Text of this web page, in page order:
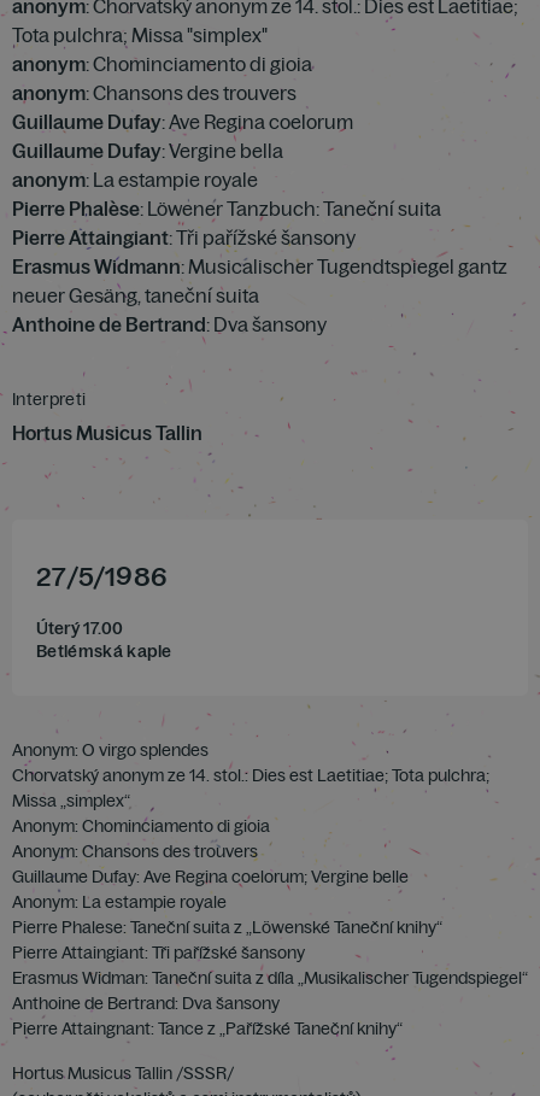
anonym: Chorvatský anonym ze 14. stol.: Dies est Laetitiae;
Tota pulchra; Missa "simplex"
anonym: Chominciamento di gioia
anonym: Chansons des trouvers
Guillaume Dufay: Ave Regina coelorum
Guillaume Dufay: Vergine bella
anonym: La estampie royale
Pierre Phalèse: Löwener Tanzbuch: Taneční suita
Pierre Attaingiant: Tři pařížské šansony
Erasmus Widmann: Musicalischer Tugendtspiegel gantz
neuer Gesäng, taneční suita
Anthoine de Bertrand: Dva šansony
Interpreti
Hortus Musicus Tallin
27/5/1986
Úterý 17.00
Betlémská kaple
Anonym: O virgo splendes
Chorvatský anonym ze 14. stol.: Dies est Laetitiae; Tota pulchra;
Missa „simplex“
Anonym: Chominciamento di gioia
Anonym: Chansons des trouvers
Guillaume Dufay: Ave Regina coelorum; Vergine belle
Anonym: La estampie royale
Pierre Phalese: Taneční suita z „Löwenské Taneční knihy“
Pierre Attaingiant: Tři pařížské šansony
Erasmus Widman: Taneční suita z díla „Musikalischer Tugendspiegel“
Anthoine de Bertrand: Dva šansony
Pierre Attaingnant: Tance z „Pařížské Taneční knihy“
Hortus Musicus Tallin /SSSR/